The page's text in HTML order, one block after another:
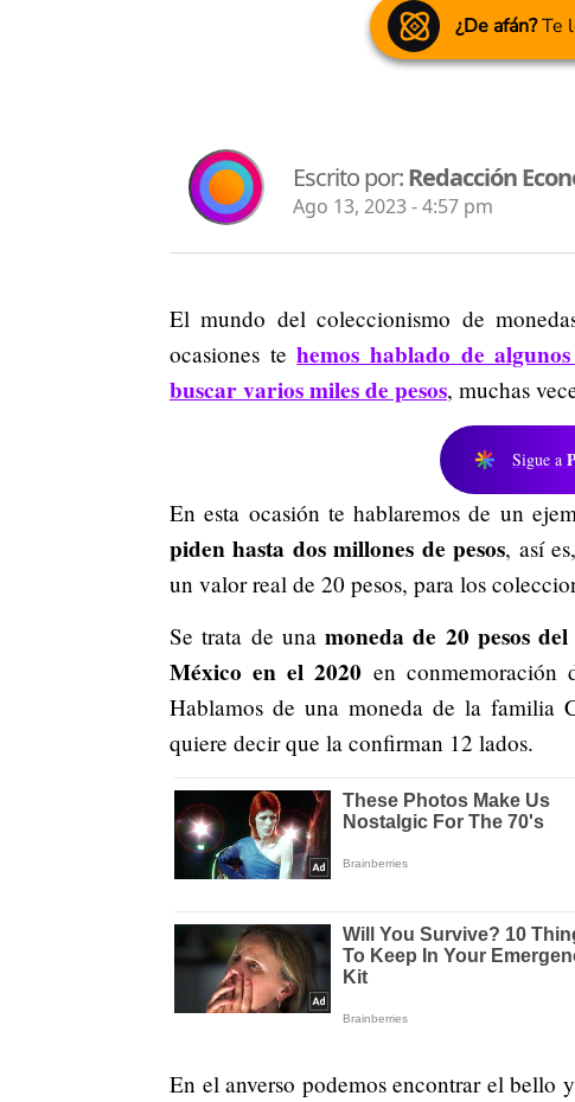
¿De afán?Te
Escrito por:Redacción
Ago 13, 2023 - 4:57 pm
El mundo del coleccionismo de
ocasiones tehemos hablado de
buscar varios miles de pesos, muchas
Sigue a
En esta ocasión te hablaremos de un
piden hasta dos millones de pesos, así
un valor real de 20 pesos, para los
Se trata de una moneda de 20 pesos
México en el 2020 en
Hablamos de una moneda de la familia
quiere decir que la confirman 12 lados.
En el anverso podemos encontrar el